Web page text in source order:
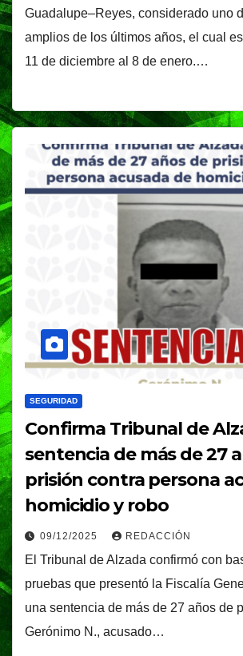
Guadalupe–Reyes, considerado uno
amplios de los últimos años, el cual
11 de diciembre al 8 de enero.…
SEGURIDAD
Confirma Tribunal de
sentencia de más de 27
prisión contra persona
homicidio y robo
09/12/2025 REDACCIÓN
El Tribunal de Alzada confirmó con
pruebas que presentó la Fiscalía
una sentencia de más de 27 años de
Gerónimo N., acusado…